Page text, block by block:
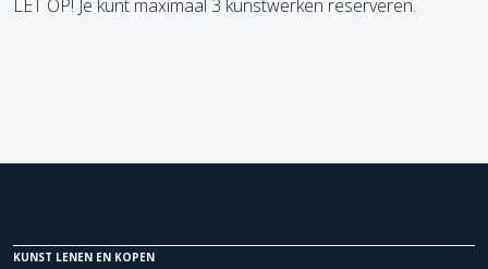
LET OP! Je kunt maximaal 3 kunstwerken reserveren.
KUNST LENEN EN KOPEN